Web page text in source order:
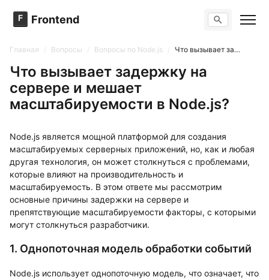
F Frontend Поиск по сайту
Тренажер вопросов
Тесты
Задачи
Главная Вопросы Вопросы по Node.js Что вызывает задержку на сервере и мешает масштабируемости в Node.js?
Что вызывает задержку на
сервере и мешает
масштабируемости в Node.js?
Node.js является мощной платформой для создания
масштабируемых серверных приложений, но, как и любая
другая технология, он может столкнуться с проблемами,
которые влияют на производительность и
масштабируемость. В этом ответе мы рассмотрим
основные причины задержки на сервере и
препятствующие масштабируемости факторы, с которыми
могут столкнуться разработчики.
1. Однопоточная модель обработки событий
Node.js использует однопоточную модель, что означает, что